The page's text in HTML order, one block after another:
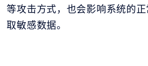
等攻击方式，也会影响系统的
取敏感数据。